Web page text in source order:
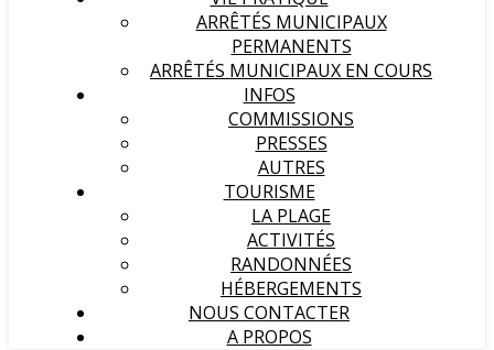
ARRÊTÉS MUNICIPAUX
PERMANENTS
ARRÊTÉS MUNICIPAUX EN COURS
INFOS
COMMISSIONS
PRESSES
AUTRES
TOURISME
LA PLAGE
ACTIVITÉS
RANDONNÉES
HÉBERGEMENTS
NOUS CONTACTER
A PROPOS